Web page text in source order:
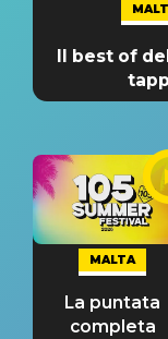
Il best of
MALTA
La puntata
completa